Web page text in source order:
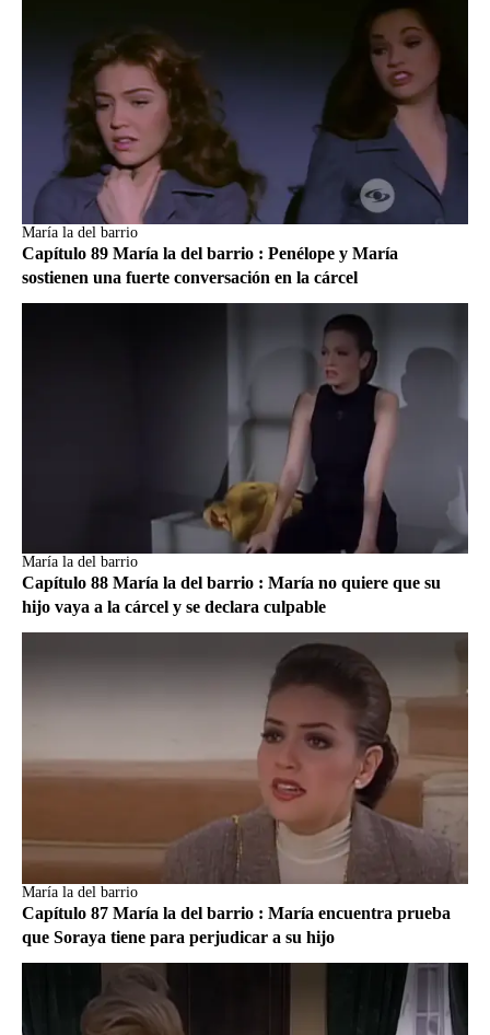
María la del barrio
Capítulo 89 María la del barrio : Penélope y María
sostienen una fuerte conversación en la cárcel
María la del barrio
Capítulo 88 María la del barrio : María no quiere que su
hijo vaya a la cárcel y se declara culpable
María la del barrio
Capítulo 87 María la del barrio : María encuentra prueba
que Soraya tiene para perjudicar a su hijo